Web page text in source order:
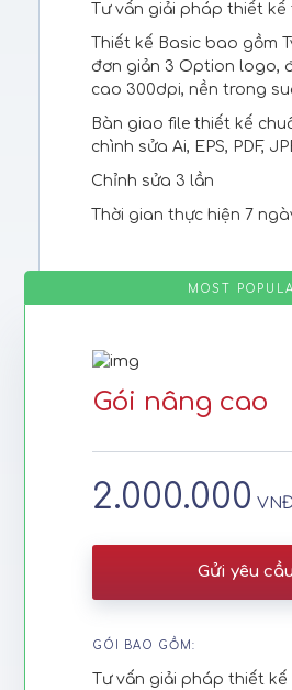
Tư vấn giải pháp thiết kế
Thiết kế Basic bao gồm
đơn giản 3 Option logo,
cao 300dpi, nền trong
Bàn giao file thiết kế
chình sửa Ai, EPS, PDF,
Chỉnh sửa 3 lần
Thời gian thực hiện 7
MOST
Gói nâng cao
2.000.000
GÓI BAO GỒM:
Tư vấn giải pháp thiết kế
Gửi yêu cầu